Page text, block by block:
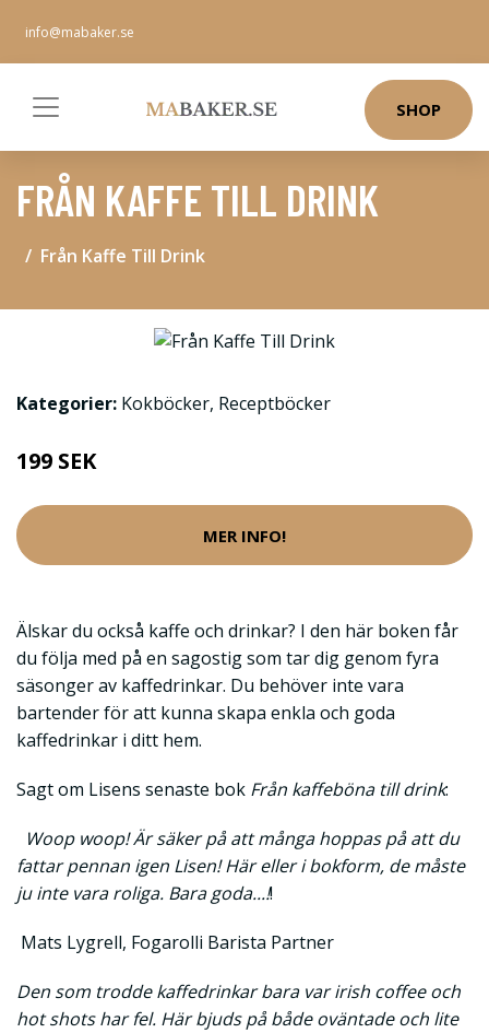
info@mabaker.se
SHOP
FRÅN KAFFE TILL DRINK
Från Kaffe Till Drink
Kategorier: Kokböcker, Receptböcker
199 SEK
MER INFO!
Älskar du också kaffe och drinkar? I den här boken får
du följa med på en sagostig som tar dig genom fyra
säsonger av kaffedrinkar. Du behöver inte vara
bartender för att kunna skapa enkla och goda
kaffedrinkar i ditt hem.
Sagt om Lisens senaste bok Från kaffeböna till drink:
Woop woop! Är säker på att många hoppas på att du
fattar pennan igen Lisen! Här eller i bokform, de måste
ju inte vara roliga. Bara goda...!!
Mats Lygrell, Fogarolli Barista Partner
Den som trodde kaffedrinkar bara var irish coffee och
hot shots har fel. Här bjuds på både oväntade och lite